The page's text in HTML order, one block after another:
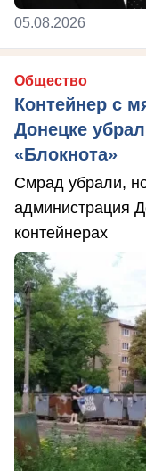
05.08.2026
Общество
Контейнер с
Донецке
«Блокнота»
Смрад убрали,
администрация
контейнерах